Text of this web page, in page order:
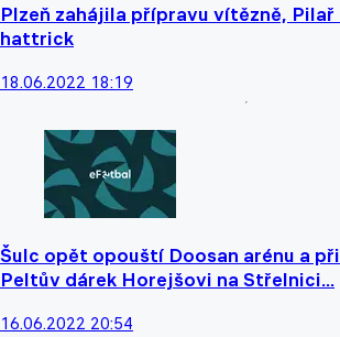
Plzeň zahájila přípravu vítězně, Pilař
hattrick
18.06.2022 18:19
Šulc opět opouští Doosan arénu a
Peltův dárek Horejšovi na Střelnici...
16.06.2022 20:54